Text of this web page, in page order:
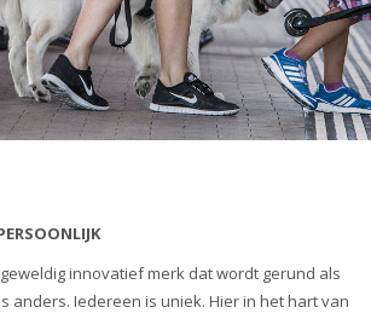
innovatief merk dat wordt gerund als
anders. Iedereen is uniek. Hier in het hart van